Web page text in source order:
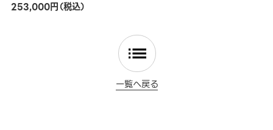
253,000円（税込）
一覧へ戻る